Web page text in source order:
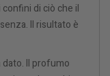
di ciò che il
Il risultato è
dato. Il profumo